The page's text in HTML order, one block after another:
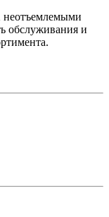
неотъемлемыми
обслуживания и